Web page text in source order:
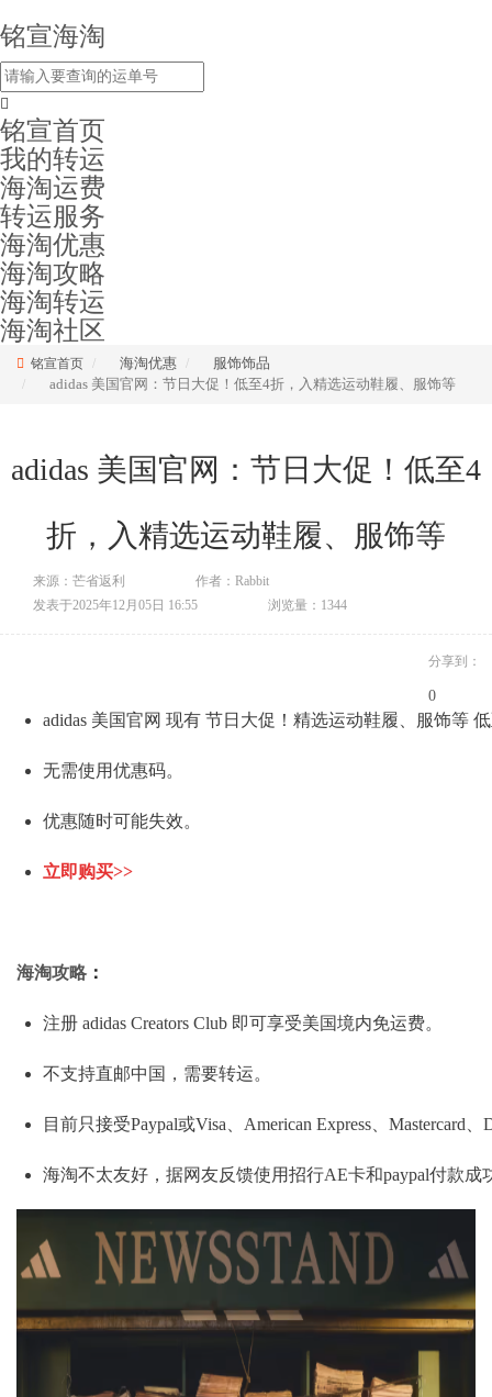
铭宣海淘
铭宣首页
我的转运
海淘运费
转运服务
海淘优惠
海淘攻略
海淘转运
海淘社区
铭宣首页 海淘优惠
服饰饰品
adidas 美国官网：节日大促！低至4折，入精选运动鞋履、服饰等
adidas 美国官网：节日大促！低至4
折，入精选运动鞋履、服饰等
来源：芒省返利
作者：Rabbit
发表于2025年12月05日 16:55
浏览量：1344
分享到：
0
adidas 美国官网 现有 节日大促！精选运动鞋履、服饰等
无需使用优惠码。
优惠随时可能失效。
立即购买>>
海淘攻略 ：
注册 adidas Creators Club 即可享受美国境内免运费。
不支持直邮中国，需要转运。
目前只接受Paypal或Visa、American Express、Mastercard
海淘不太友好，据网友反馈使用招行AE卡和paypal付款成